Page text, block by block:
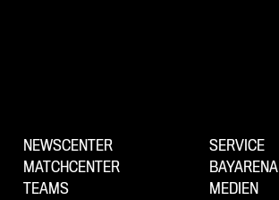
NEWSCENTER
MATCHCENTER
TEAMS
SERVICE
BAYARENA
MEDIEN